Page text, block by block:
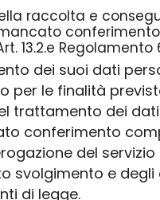
raccolta e
13.2.e Regolamento
dei suoi dati
per le finalità
trattamento dei
conferimento
del servizio
svolgimento e degli
di legge.